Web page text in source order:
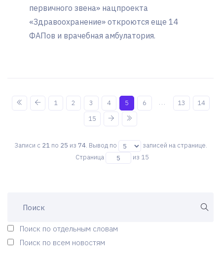
первичного звена» нацпроекта
«Здравоохранение» откроются еще 14
ФАПов и врачебная амбулатория.
1 2 3 4 5 6 ... 13
14
15
Записи с 21по 25 из 74. Вывод по
записей на странице.
Страница
из 15
Поиск по отдельным словам
Поиск по всем новостям